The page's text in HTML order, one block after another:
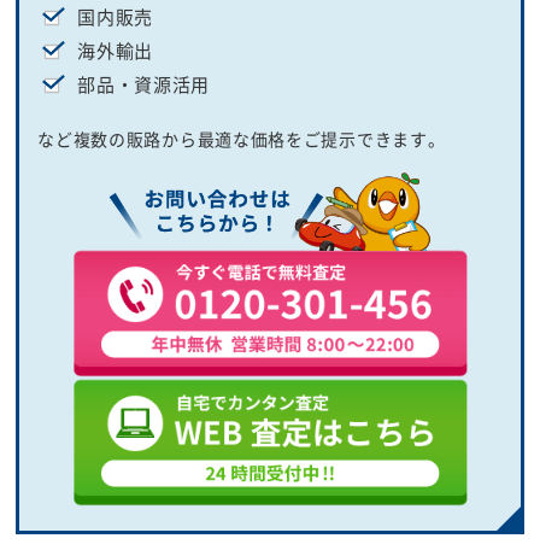
国内販売
海外輸出
部品・資源活用
など複数の販路から最適な価格をご提示できます。